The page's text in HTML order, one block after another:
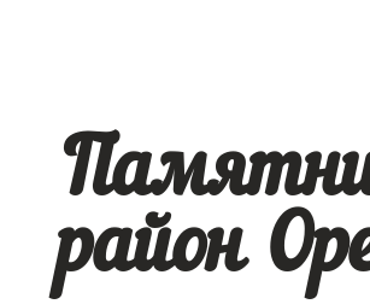
район